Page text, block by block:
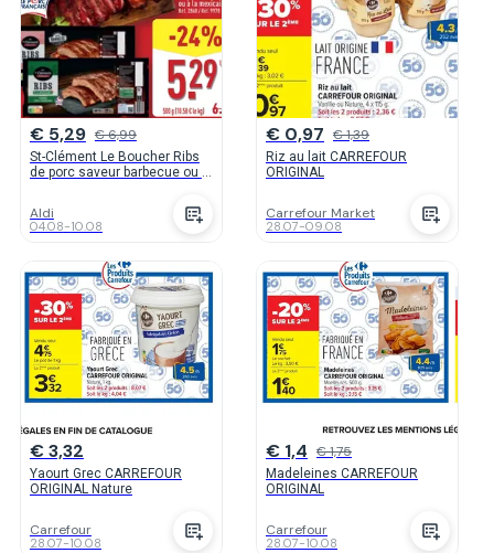
€ 5,29 € 6,99
St-Clément Le Boucher Ribs
de porc saveur barbecue ou à
Aldi
04.08-10.08
€ 0,97 € 1,39
Riz au lait CARREFOUR
ORIGINAL
Carrefour Market
28.07-09.08
€ 3,32
Yaourt Grec CARREFOUR
ORIGINAL Nature
Carrefour
28.07-10.08
€ 1,4 € 1,75
Madeleines CARREFOUR
ORIGINAL
Carrefour
28.07-10.08